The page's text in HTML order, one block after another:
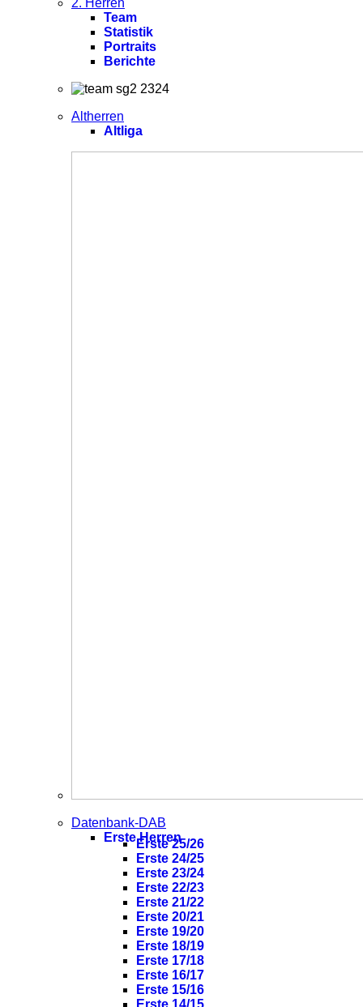
2. Herren
Team
Statistik
Portraits
Berichte
Altherren
Altliga
Datenbank-DAB
Erste Herren
Erste 25/26
Erste 24/25
Erste 23/24
Erste 22/23
Erste 21/22
Erste 20/21
Erste 19/20
Erste 18/19
Erste 17/18
Erste 16/17
Erste 15/16
Erste 14/15